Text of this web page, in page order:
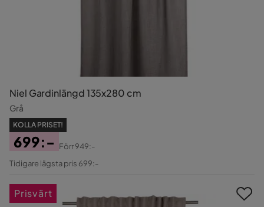
Niel Gardinlängd 135x280 cm
Grå
KOLLA PRISET!
Pris
699:-
Original
Förr949:-
Tidigare lägsta pris 699:-
Prisvärt